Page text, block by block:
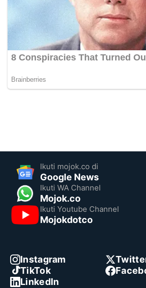
Ikuti mojok.co di
Google News
Ikuti WA Channel
Mojok.co
Ikuti Youtube Channel
Mojokdotco
Instagram
TikTok
LinkedIn